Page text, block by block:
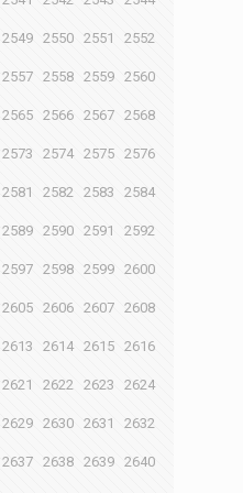
2549 2550 2551 2552
2557 2558 2559 2560
2565 2566 2567 2568
2573 2574 2575 2576
2581 2582 2583 2584
2589 2590 2591 2592
2597 2598 2599 2600
2605 2606 2607 2608
2613 2614 2615 2616
2621 2622 2623 2624
2629 2630 2631 2632
2637 2638 2639 2640